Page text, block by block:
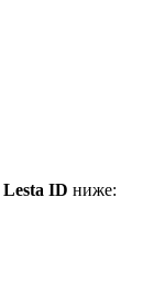
Lesta ID ниже: